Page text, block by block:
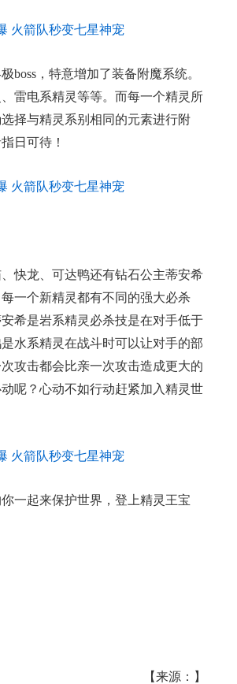
boss，特意增加了装备附魔系统。
雷电系精灵等等。而每一个精灵所
择与精灵系别相同的元素进行附
日可待！
快龙、可达鸭还有钻石公主蒂安希
一个新精灵都有不同的强大必杀
希是岩系精灵必杀技是在对手低于
水系精灵在战斗时可以让对手的部
攻击都会比亲一次攻击造成更大的
呢？心动不如行动赶紧加入精灵世
一起来保护世界，登上精灵王宝
【来源：】